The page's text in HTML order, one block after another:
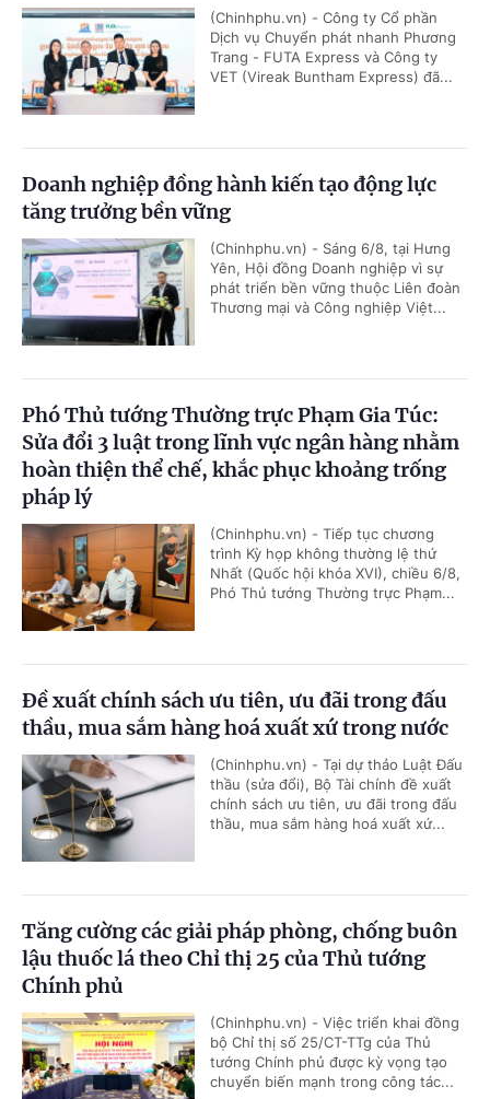
(Chinhphu.vn) - Công ty Cổ phần
Dịch vụ Chuyển phát nhanh Phương
Trang - FUTA Express và Công ty
VET (Vireak Buntham Express) đã...
Doanh nghiệp đồng hành kiến tạo động lực
tăng trưởng bền vững
(Chinhphu.vn) - Sáng 6/8, tại Hưng
Yên, Hội đồng Doanh nghiệp vì sự
phát triển bền vững thuộc Liên đoàn
Thương mại và Công nghiệp Việt...
Phó Thủ tướng Thường trực Phạm Gia Túc:
Sửa đổi 3 luật trong lĩnh vực ngân hàng nhằm
hoàn thiện thể chế, khắc phục khoảng trống
pháp lý
(Chinhphu.vn) - Tiếp tục chương
trình Kỳ họp không thường lệ thứ
Nhất (Quốc hội khóa XVI), chiều 6/8,
Phó Thủ tướng Thường trực Phạm...
Đề xuất chính sách ưu tiên, ưu đãi trong đấu
thầu, mua sắm hàng hoá xuất xứ trong nước
(Chinhphu.vn) - Tại dự thảo Luật Đấu
thầu (sửa đổi), Bộ Tài chính đề xuất
chính sách ưu tiên, ưu đãi trong đấu
thầu, mua sắm hàng hoá xuất xứ...
Tăng cường các giải pháp phòng, chống buôn
lậu thuốc lá theo Chỉ thị 25 của Thủ tướng
Chính phủ
(Chinhphu.vn) - Việc triển khai đồng
bộ Chỉ thị số 25/CT-TTg của Thủ
tướng Chính phủ được kỳ vọng tạo
chuyển biến mạnh trong công tác...